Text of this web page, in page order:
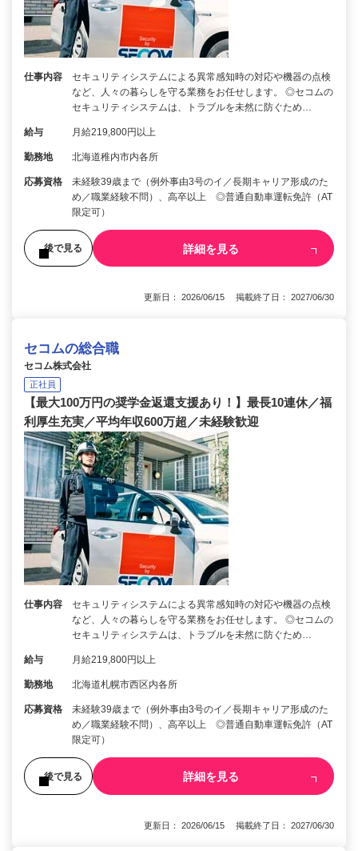
仕事内容
セキュリティシステムによる異常感知時の対応や機器の点検
など、人々の暮らしを守る業務をお任せします。 ◎セコムの
セキュリティシステムは、トラブルを未然に防ぐため…
給与 月給219,800円以上
勤務地 北海道稚内市内各所
応募資格
未経験39歳まで（例外事由3号のイ／長期キャリア形成のた
め／職業経験不問）、高卒以上 ◎普通自動車運転免許（AT
限定可）
後で見る 詳細を見る
更新日： 2026/06/15 掲載終了日： 2027/06/30
セコムの総合職
セコム株式会社
正社員
【最大100万円の奨学金返還支援あり！】最長10連休／福
利厚生充実／平均年収600万超／未経験歓迎
仕事内容
セキュリティシステムによる異常感知時の対応や機器の点検
など、人々の暮らしを守る業務をお任せします。 ◎セコムの
セキュリティシステムは、トラブルを未然に防ぐため…
給与 月給219,800円以上
勤務地 北海道札幌市西区内各所
応募資格
未経験39歳まで（例外事由3号のイ／長期キャリア形成のた
め／職業経験不問）、高卒以上 ◎普通自動車運転免許（AT
限定可）
後で見る 詳細を見る
更新日： 2026/06/15 掲載終了日： 2027/06/30